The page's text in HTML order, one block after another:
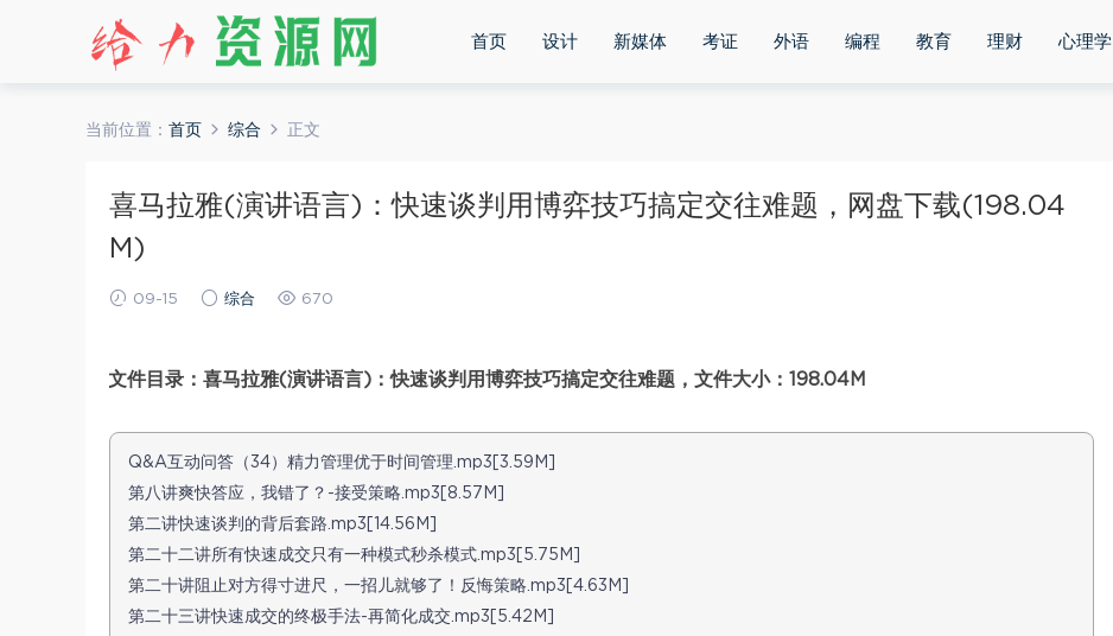
首页 设计 新媒体 考证 外语 编程 教育 理财 心理学
当前位置： 首页 综合 正文
喜马拉雅(演讲语言)：快速谈判用博弈技巧搞定交往难题，网盘下载(198.04
M)
09-15 综合 670
文件目录：喜马拉雅(演讲语言)：快速谈判用博弈技巧搞定交往难题，文件大小：198.04M
Q&A互动问答（34）精力管理优于时间管理.mp3[3.59M]
第八讲爽快答应，我错了？-接受策略.mp3[8.57M]
第二讲快速谈判的背后套路.mp3[14.56M]
第二十二讲所有快速成交只有一种模式秒杀模式.mp3[5.75M]
第二十讲阻止对方得寸进尺，一招儿就够了！反悔策略.mp3[4.63M]
第二十三讲快速成交的终极手法-再简化成交.mp3[5.42M]